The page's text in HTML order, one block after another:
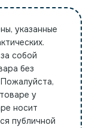
указанные
собой
без
у
носит
публичной